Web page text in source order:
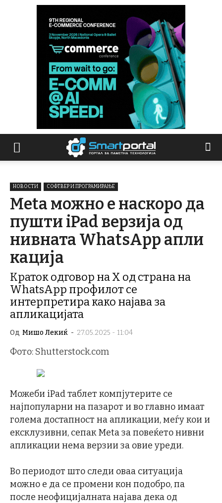
НОВОСТИ СОФТВЕР И ПРОГРАМИРАЊЕ
Meta можно е наскоро да
пушти iPad верзија од
нивната WhatsApp апли
кација
Краток одговор на X од страна на
WhatsApp профилот се
интерпретира како најава за
апликацијата
Од Мишо Лекиќ - 27.05.2025 - 11:04
Фото: Shutterstock.com
Можеби iPad таблет компјутерите се
најпопуларни на пазарот и во главно имаат
голема достапност на апликации, меѓу кои и
ексклузивни, сепак Meta за повеќето нивни
апликации нема верзии за овие уреди.
Во периодот што следи оваа ситуација
можно е да се промени кон подобро, па
после неофицијалната најава дека од